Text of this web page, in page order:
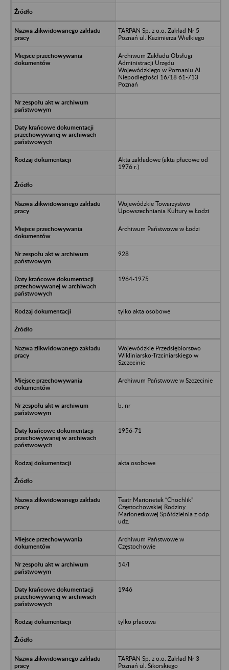
TARPAN Sp. z o.o. Zakład Nr 5
Poznań ul. Kazimierza Wielkiego
Archiwum Zakładu Obsługi
Administracji Urzędu
Wojewódzkiego w Poznaniu Al.
Niepodległości 16/18 61-713
Poznań
Akta zakładowe (akta płacowe od
1976 r.)
Wojewódzkie Towarzystwo
Upowszechniania Kultury w Łodzi
Archiwum Państwowe w Łodzi
928
1964-1975
tylko akta osobowe
Wojewódzkie Przedsiębiorstwo
Wikliniarsko-Trzciniarskiego w
Szczecinie
Archiwum Państwowe w Szczecinie
b. nr
1956-71
akta osobowe
Teatr Marionetek “Chochlik”
Częstochowskiej Rodziny
Marionetkowej Spółdzielnia z odp.
udz.
Archiwum Państwowe w
Częstochowie
54/I
1946
tylko płacowa
TARPAN Sp. z o.o. Zakład Nr 3
Poznań ul. Sikorskiego